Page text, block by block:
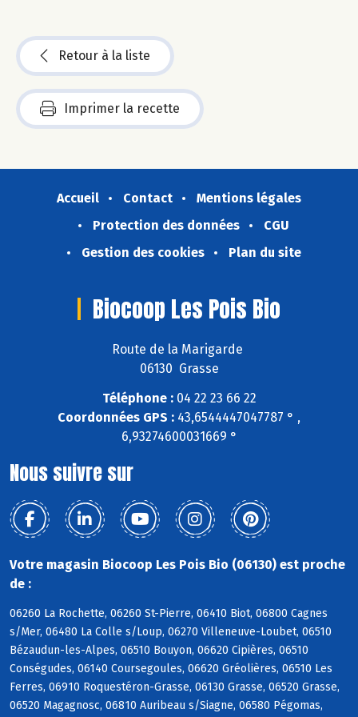
Retour à la liste
Imprimer la recette
Accueil Contact
Mentions légales
Protection des données
CGU
Gestion des cookies
Plan du site
Biocoop Les Pois Bio
Route de la Marigarde
06130 Grasse
Téléphone :04 22 23 66 22
Coordonnées GPS : 43,6544447047787 ° ,
6,93274600031669 °
Nous suivre sur
Votre magasin Biocoop Les Pois Bio (06130) est proche
de :
06260 La Rochette, 06260 St-Pierre, 06410 Biot, 06800 Cagnes
s/Mer, 06480 La Colle s/Loup, 06270 Villeneuve-Loubet, 06510
Bézaudun-les-Alpes, 06510 Bouyon, 06620 Cipières, 06510
Conségudes, 06140 Coursegoules, 06620 Gréolières, 06510 Les
Ferres, 06910 Roquestéron-Grasse, 06130 Grasse, 06520 Grasse,
06520 Magagnosc, 06810 Auribeau s/Siagne, 06580 Pégomas,